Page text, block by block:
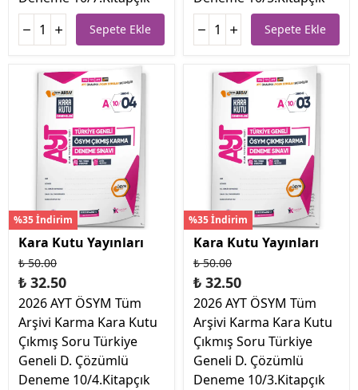
Sepete Ekle Sepete Ekle
%35 İndirim
Kara Kutu Yayınları
₺ 50.00
₺ 32.50
2026 AYT ÖSYM Tüm
Arşivi Karma Kara Kutu
Çıkmış Soru Türkiye
Geneli D. Çözümlü
Deneme 10/4.Kitapçık
%35 İndirim
Kara Kutu Yayınları
₺ 50.00
₺ 32.50
2026 AYT ÖSYM Tüm
Arşivi Karma Kara Kutu
Çıkmış Soru Türkiye
Geneli D. Çözümlü
Deneme 10/3.Kitapçık